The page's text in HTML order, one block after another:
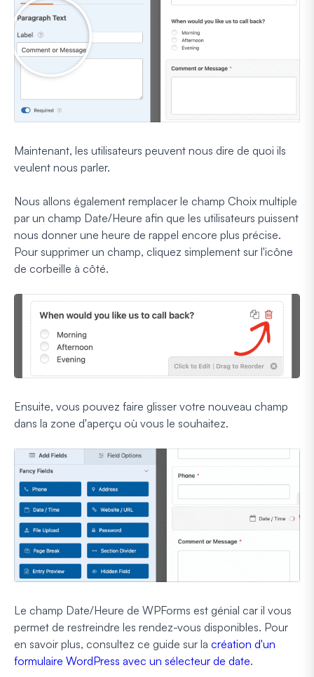
Maintenant, les utilisateurs peuvent nous dire de quoi ils
veulent nous parler.
Nous allons également remplacer le champ Choix multiple
par un champ Date/Heure afin que les utilisateurs puissent
nous donner une heure de rappel encore plus précise.
Pour supprimer un champ, cliquez simplement sur l'icône
de corbeille à côté.
Ensuite, vous pouvez faire glisser votre nouveau champ
dans la zone d'aperçu où vous le souhaitez.
Le champ Date/Heure de WPForms est génial car il vous
permet de restreindre les rendez-vous disponibles. Pour
en savoir plus, consultez ce guide sur la création d'un
formulaire WordPress avec un sélecteur de date.